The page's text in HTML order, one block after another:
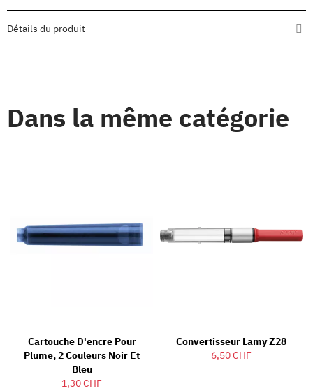
Détails du produit
Dans la même catégorie
Cartouche D'encre Pour
Plume, 2 Couleurs Noir Et
Bleu
1,30 CHF
Convertisseur Lamy Z28
6,50 CHF